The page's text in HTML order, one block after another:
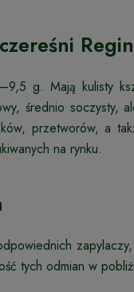
g. Mają kulisty
średnio soczysty,
przetworów, a
na rynku.
tych odmian w